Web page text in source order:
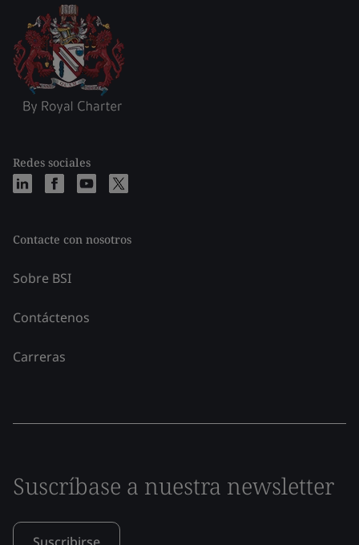
Redes sociales
Contacte con nosotros
Sobre BSI
Contáctenos
Carreras
Suscríbase a nuestra newsletter